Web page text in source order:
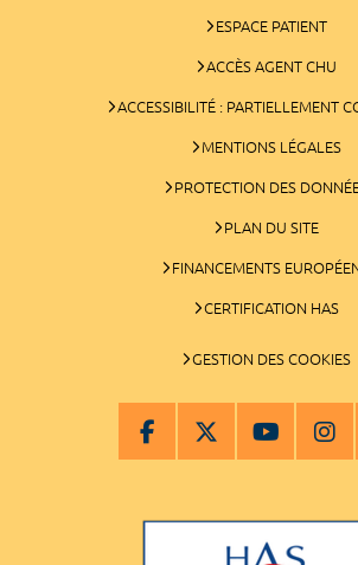
ESPACE PATIENT
ACCÈS AGENT CHU
ACCESSIBILITÉ : PARTIELLEMENT
MENTIONS LÉGALES
PROTECTION DES
PLAN DU SITE
FINANCEMENTS
CERTIFICATION HAS
GESTION DES COOKIES